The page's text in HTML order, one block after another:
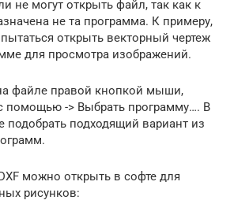
не могут открыть файл, так как к
не та программа. К примеру,
открыть векторный чертеж
для просмотра изображений.
файле правой кнопкой мыши,
помощью -> Выбрать программу…. В
подходящий вариант из
можно открыть в софте для
рисунков: